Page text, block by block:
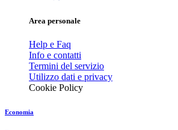
Area personale
Help e Faq
Info e contatti
Termini del servizio
Utilizzo dati e privacy
Cookie Policy
Economia